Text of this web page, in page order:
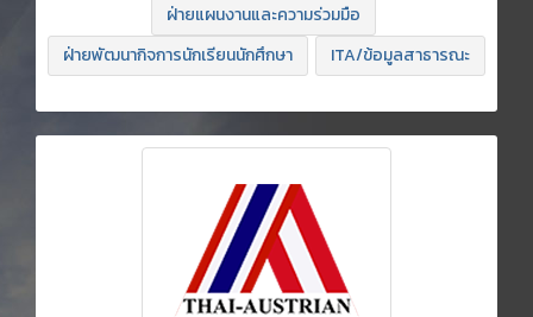
ฝ่ายแผนงานและความร่วมมือ
ฝ่ายพัฒนากิจการนักเรียนนักศึกษา
ITA/ข้อมูลสาธารณะ